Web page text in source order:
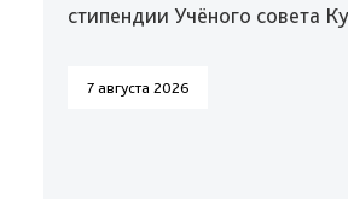
стипендии Учёного совета
7 августа 2026